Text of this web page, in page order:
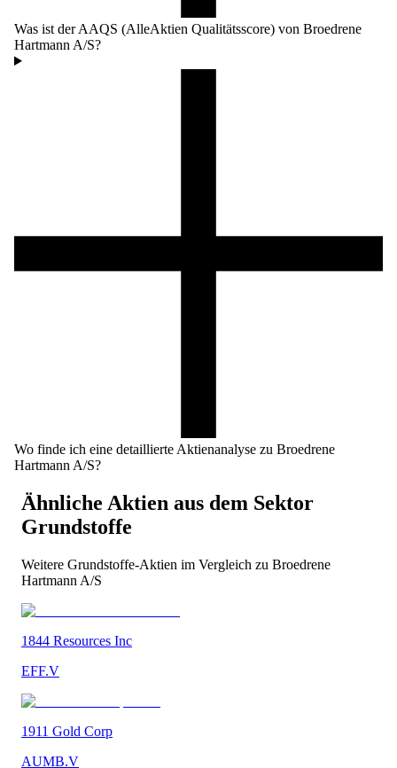
Was ist der AAQS (AlleAktien Qualitätsscore) von Broedrene
Hartmann A/S?
Wo finde ich eine detaillierte Aktienanalyse zu Broedrene
Hartmann A/S?
Ähnliche Aktien aus dem Sektor
Grundstoffe
Weitere Grundstoffe-Aktien im Vergleich zu Broedrene
Hartmann A/S
1844 Resources Inc
EFF.V
1911 Gold Corp
AUMB.V